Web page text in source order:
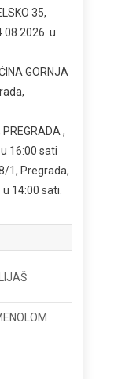
35,
u
GORNJA
,
16:00 sati
1, Pregrada,
14:00 sati.